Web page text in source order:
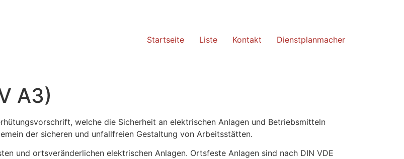
Startseite Liste Kontakt Dienstplanmacher
A3)
welche die Sicherheit an elektrischen Anlagen und Betriebsmitteln
der sicheren und unfallfreien Gestaltung von Arbeitsstätten.
und ortsveränderlichen elektrischen Anlagen. Ortsfeste Anlagen sind nach DIN VDE